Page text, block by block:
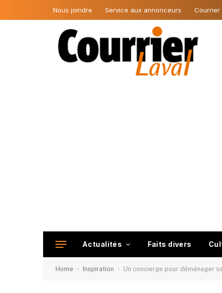
Nous joindre Service aux annonceurs Courrier
Actualités Faits divers
Home - Inspiration - Un concierge pour déménager